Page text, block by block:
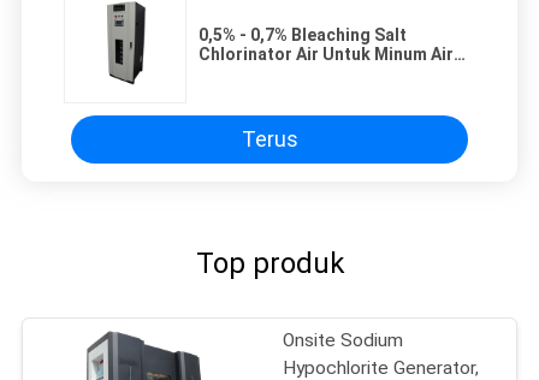
0,5% - 0,7% Bleaching Salt
Chlorinator Air Untuk Minum Air
Terus
Top produk
Onsite Sodium
Hypochlorite Generator,